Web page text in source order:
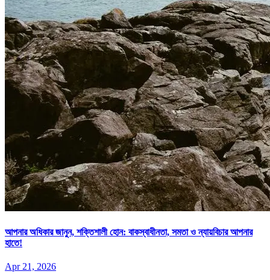
আপনার অধিকার জানুন, শক্তিশালী হোন: বাকস্বাধীনতা, সমতা ও ন্যায়বিচার আপনার
হাতে!
Apr 21, 2026